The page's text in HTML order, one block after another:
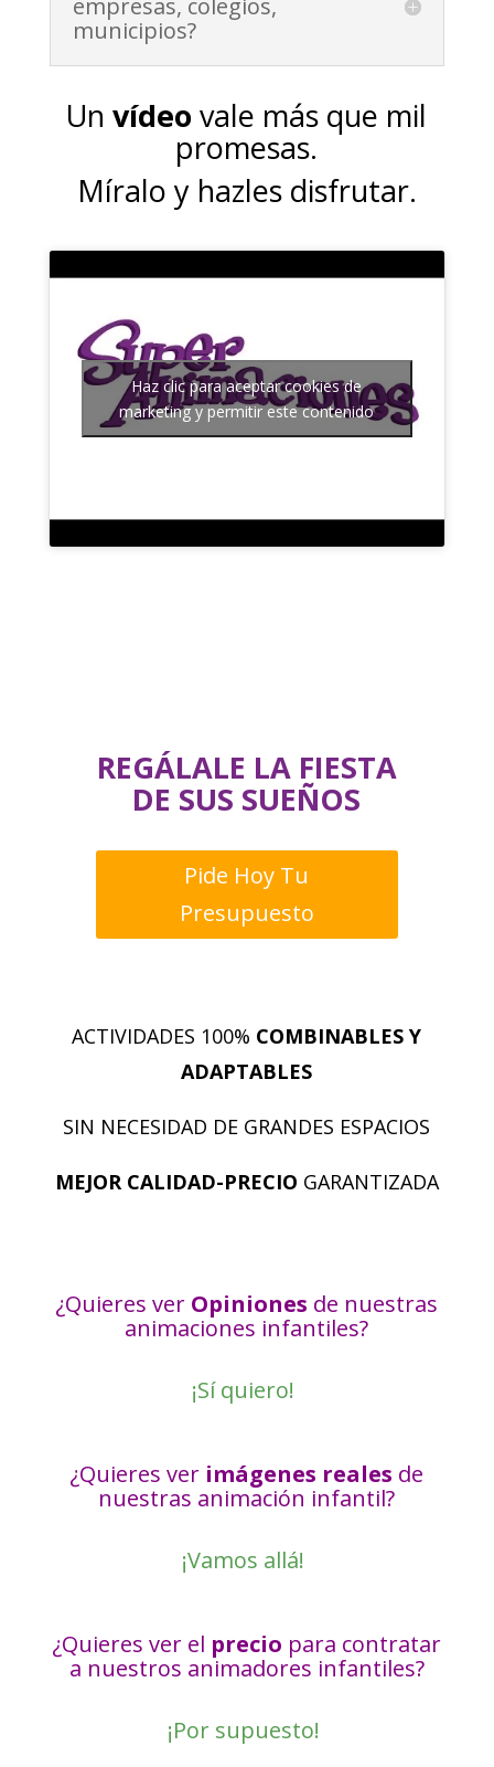
municipios?
Unvídeo vale más que mil
promesas.
Míralo y hazles disfrutar.
Haz clic para aceptar cookies de
marketing y permitir este contenido
REGÁLALE LA FIESTA
DE SUS SUEÑOS
Pide Hoy Tu
Presupuesto
ACTIVIDADES 100% COMBINABLES Y
ADAPTABLES
SIN NECESIDAD DE GRANDES ESPACIOS
MEJOR CALIDAD-PRECIO GARANTIZADA
¿Quieres ver Opiniones de nuestras
animaciones infantiles?
¡Sí quiero!
¿Quieres ver imágenes reales de
nuestras animación infantil?
¡Vamos allá!
¿Quieres ver el precio para contratar
a nuestros animadores infantiles?
¡Por supuesto!